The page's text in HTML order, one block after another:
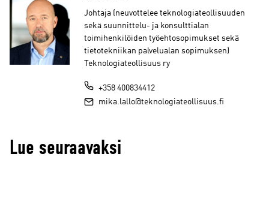
Johtaja (neuvottelee teknologiateollisuuden
sekä suunnittelu- ja konsulttialan
toimihenkilöiden työehtosopimukset sekä
tietotekniikan palvelualan sopimuksen)
Teknologiateollisuus ry
+358 400834412
mika.lallo@teknologiateollisuus.fi
Lue seuraavaksi